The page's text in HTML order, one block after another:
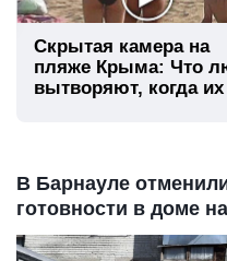
Скрытая камера на
пляже Крыма: Что
вытворяют, когда их
В Барнауле
готовности в доме